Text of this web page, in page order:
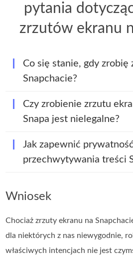
pytania
zrzutów ekranu
Co się stanie, gdy zrobię
Snapchacie?
Czy zrobienie zrzutu
Snapa jest nielegalne?
Jak zapewnić
przechwytywania treści
Wniosek
Chociaż zrzuty ekranu na
dla niektórych z nas niewygodnie,
właściwych intencjach nie jest